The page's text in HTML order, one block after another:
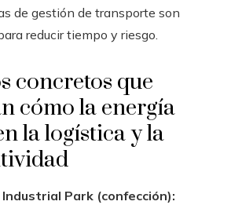
de gestión de transporte son
reducir tiempo y riesgo.
concretos que
cómo la energía
la logística y la
Park (confección):